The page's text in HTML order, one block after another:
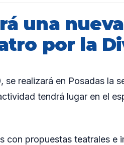
una
por la
realizará en Posadas la
tendrá lugar en el
con propuestas teatrales e